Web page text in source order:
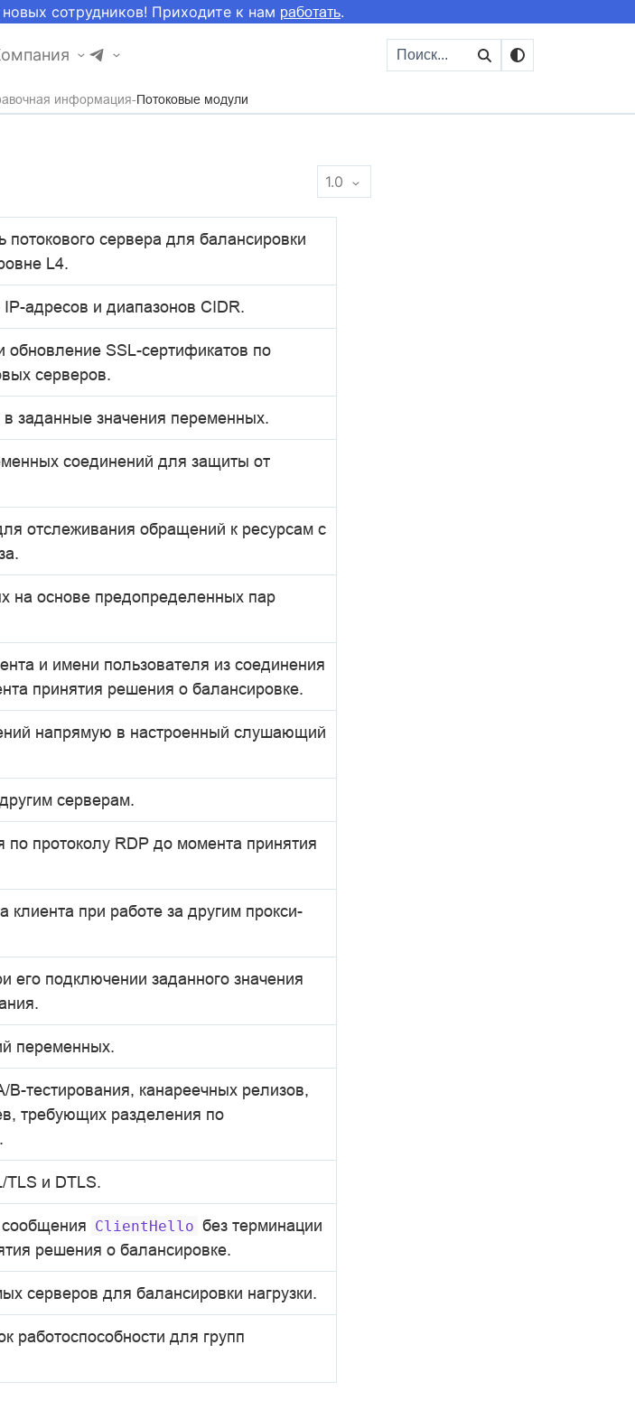
сотрудников! Приходите к нам работать.
информация Потоковые модули
1.0
сервера для балансировки
L4.
адресов и диапазонов CIDR.
обновление SSL-сертификатов по
серверов.
заданные значения переменных.
соединений для защиты от
отслеживания обращений к ресурсам с
на основе предопределенных пар
и имени пользователя из соединения
принятия решения о балансировке.
напрямую в настроенный слушающий
серверам.
по протоколу RDP до момента принятия
при работе за другим прокси-
его подключении заданного значения
переменных.
тестирования, канареечных релизов,
требующих разделения по
TLS и DTLS.
ClientHello без терминации
решения о балансировке.
серверов для балансировки нагрузки.
работоспособности для групп